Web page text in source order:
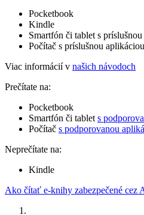
Pocketbook
Kindle
Smartfón či tablet s
Počítač s príslušnou aplikáciou
Viac informácií v našich návodoch
Prečítate na:
Pocketbook
Smartfón či tablet s
Počítač s podporovanou
Neprečítate na:
Kindle
Ako čítať e-knihy zabezpečené cez